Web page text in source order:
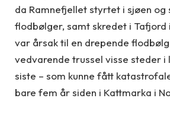
da Ramnefjellet styrtet i sjøen og
flodbølger, samt skredet i Tafjord
var årsak til en drepende
vedvarende trussel visse steder i
siste – som kunne fått
bare fem år siden i Kattmarka i